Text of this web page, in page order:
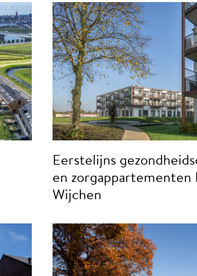
Eerstelijns
en zorgappartementen
Wijchen